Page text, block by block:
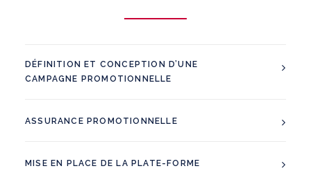
DÉFINITION ET CONCEPTION D’UNE
CAMPAGNE PROMOTIONNELLE
ASSURANCE PROMOTIONNELLE
MISE EN PLACE DE LA PLATE-FORME